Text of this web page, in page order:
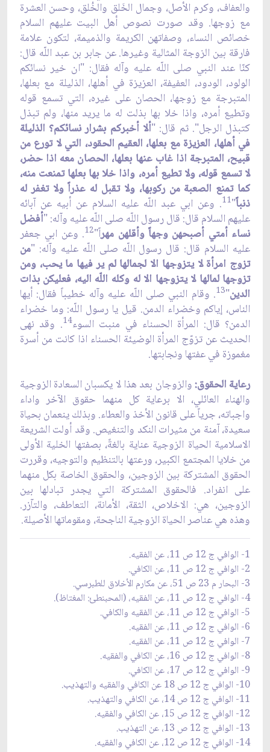
والعفاف، وكرم الأصل، وجمال الخَلق والخُلق، وحسن العشرة
مع زوجها. وقد صورت نصوص أهل البيت عليهم السلام
خصائص النساء، وصفاتهن الكريمة والذميمة، لتكون علامة
فارقة بين الزوجة المثالية وغيرها. عن جابر بن عبد اللّه قال:
كنّا عند النبي صلى اللّه عليه وآله فقال: "ان خير نسائكم
الولود، الودود، العفيفة، العزيزة في أهلها، الذليلة مع بعلها،
المتبرجة مع زوجها، الحصان على غيره، التي تسمع قوله
وتطيع أمره، واذا خلا بها بذلت له ما يريد منها، ولم تبذل
كتبذل الرجل". ثم قال: "ألا أخبركم بشرار نسائكم؟ الذليلة
في أهلها، العزيزة مع بعلها، العقيم الحقود، التي لا تورع من
قبيح، المتبرجة اذا غاب عنها بعلها، الحصان معه اذا حضر،
لا تسمع قوله، ولا تطيع أمره، واذا خلا بها بعلها تمنعت منه،
كما تمنع الصعبة من ركوبها، ولا تقبل له عذراً ولا تغفر له
ذنباً"
11. وعن ابي عبد اللّه عليه السلام عن أبيه عن آبائه
عليهم السلام قال: قال رسول اللّه صلى اللّه عليه وآله: "أفضل
نساء أمتي أصبحهن وجهاً وأقلهن مهراً"12. وعن ابي جعفر
عليه السلام قال: قال رسول اللّه صلى اللّه عليه وآله: "من
تزوج امرأة لا يتزوجها الا لجمالها لم ير فيها ما يحب، ومن
تزوجها لمالها لا يتزوجها الا له وكله اللّه اليه، فعليكن بذات
الدين"
13. وقام النبي صلى اللّه عليه وآله خطيباً فقال: أيها
الناس، إياكم وخضراء الدمن. قيل يا رسول اللّه: وما خضراء
الدمن؟ قال: المرأة الحسناء في منبت السوء14. وقد نهى
الحديث عن تزوّج المرأة الوضيئة الحسناء اذا كانت من أسرة
مغموزة في عفتها ونجابتها.
رعاية الحقوق:والزوجان بعد هذا لا يكسبان السعادة الزوجية
والهناء العائلي، الا برعاية كل منهما حقوق الآخر واداء
واجباته، جرياً على قانون الأخذ والعطاء. وبذلك ينعمان بحياة
سعيدة، آمنة من مثيرات النكد والتنغيص. وقد أولت الشريعة
الاسلامية الحياة الزوجية عناية بالغةً، بصفتها الخلية الأولى
من خلايا المجتمع الكبير، ورعتها بالتنظيم والتوجيه، وقررت
الحقوق المشتركة بين الزوجين، والحقوق الخاصة بكل منهما
على انفراد. فالحقوق المشتركة التي يجدر تبادلها بين
الزوجين، هي: الاخلاص، الثقة، الأمانة، التعاطف، والتآزر.
وهذه هي عناصر الحياة الزوجية الناجحة، ومقوماتها الأصيلة.
1- الوافي ج 12 ص 11، عن الفقيه.
2- الوافي ج 12 ص 11، عن الكافي.
3- البحار م 23 ص 51، عن مكارم الأخلاق للطبرسي.
4- الوافي ج 12 ص 11، عن الفقيه، (المحبنطئ: المغتاظ).
5- الوافي ج 12 ص 11، عن الفقيه والكافي.
6- الوافي ج 12 ص 11، عن الفقيه.
7- الوافي ج 12 ص 11، عن الفقيه.
8- الوافي ج 12 ص 16، عن الكافي والفقيه.
9- الوافي ج 12 ص 17، عن الكافي.
10- الوافي ج 12 ص 18 عن الكافي والفقيه والتهذيب.
11- الوافي ج 12 ص 14، عن الكافي والتهذيب.
12- الوافي ج 12 ص 15، عن الكافي والفقيه.
13- الوافي ج 12 ص 13، عن التهذيب.
14- الوافي ج 12 ص 12، عن الكافي والفقيه.